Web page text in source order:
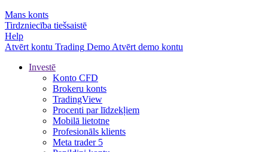
Mans konts
Tirdzniecība tiešsaistē
Help
Atvērt kontu Trading Demo Atvērt demo kontu
Investē
Konto CFD
Brokeru konts
TradingView
Procenti par līdzekļiem
Mobilā lietotne
Profesionāls klients
Meta trader 5